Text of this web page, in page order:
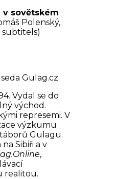
v sovětském
Polenský,
subtitels)
Gulag.cz
Vydal se do
východ.
represemi. V
výzkumu
Gulagu.
Sibiři a v
,
realitou.